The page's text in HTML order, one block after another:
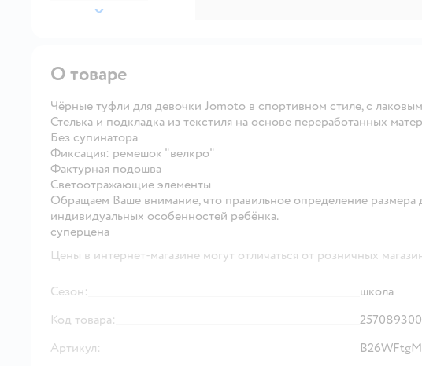
далее
О товаре
Чёрные туфли для девочки Jomoto в спортивном стиле, с
Стелька и подкладка из текстиля на основе переработанных
Без супинатора
Фиксация: ремешок "велкро"
Фактурная подошва
Светоотражающие элементы
Обращаем Ваше внимание, что правильное определение размера
индивидуальных особенностей ребёнка.
суперцена
Цены в интернет-магазине могут отличаться от розничных
Сезон:
школа
Код товара:
Артикул: